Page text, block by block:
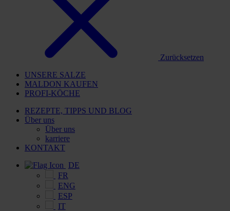
Zurücksetzen
UNSERE SALZE
MALDON KAUFEN
PROFI-KÖCHE
REZEPTE, TIPPS UND BLOG
Über uns
Über uns
karriere
KONTAKT
DE
FR
ENG
ESP
IT